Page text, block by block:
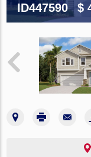
ID447590 $